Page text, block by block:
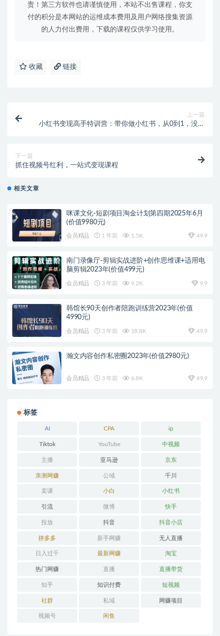
责！第三方软件也请谨慎使用，本站不出售课程，你支
付的积分是本网站的运维成本费用及用户网络搜集资源
的人力付出费用，下载的课程仅供学习使用。
收藏 链接
上一篇
小红书变现高手特训营：带你做小红书，从0到1，没有
下一篇
抓住视频号红利，一站式变现课程
相关文章
咪课文化-短剧项目淘金计划第四期2025年6月
(价值9980元)
会员精品 1 年前 1.5K 49.9
南门录像厅-剪辑实战进阶+创作思维课+适用电
脑剪辑2023年(价值499元)
会员精品 3 年前 9.2K 9.9
韩馆长90天创作者陪跑训练营2023年(价值
4990元)
会员精品 3 年前 18.8K 49.9
瀚文内容创作私密圈2023年(价值2980元)
会员精品 3 年前 6.8K 49.9
标签
AI CPA ip
Tiktok YouTube 中视频
主播 亚马逊 京东
亲测网赚 公域 千川
卖课 小白 小红书
引流 微博 快手
投放 抖音 抖音小店
拼多多 新手网赚 无人直播
日入过千 最新网赚 淘宝
热门网赚 直播 直播带货
知乎 知识付费 短视频
社群 私域 网赚项目
视频号 闲鱼